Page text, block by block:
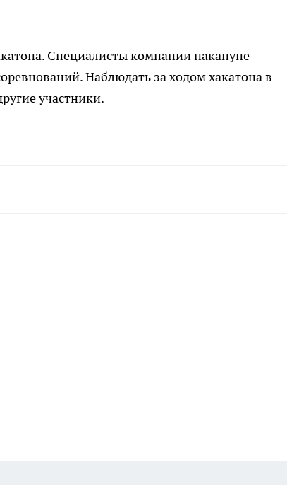
Специалисты компании накануне
Наблюдать за ходом хакатона в
участники.